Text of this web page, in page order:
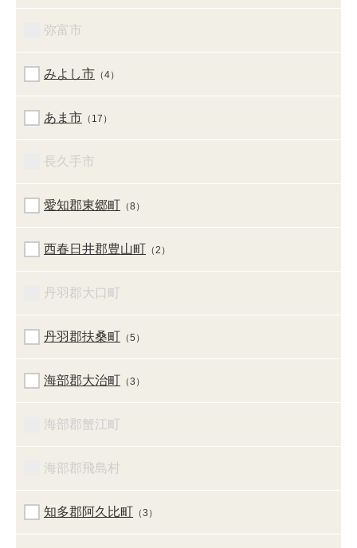
弥富市
みよし市 （4）
あま市 （17）
長久手市
愛知郡東郷町 （8）
西春日井郡豊山町 （2）
丹羽郡大口町
丹羽郡扶桑町 （5）
海部郡大治町 （3）
海部郡蟹江町
海部郡飛島村
知多郡阿久比町 （3）